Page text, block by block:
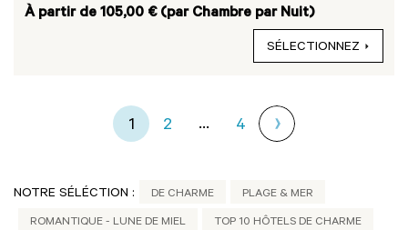
À partir de 105,00 € (par Chambre par Nuit)
SÉLECTIONNEZ
1 2 ... 4
NOTRE SÉLÉCTION : DE CHARME PLAGE & MER
ROMANTIQUE - LUNE DE MIEL TOP 10 HÔTELS DE CHARME